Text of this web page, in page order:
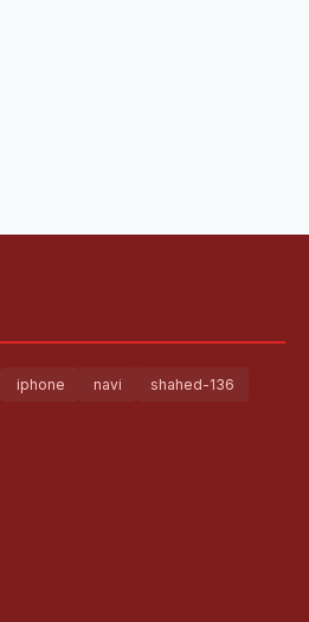
iphone navi
shahed-136